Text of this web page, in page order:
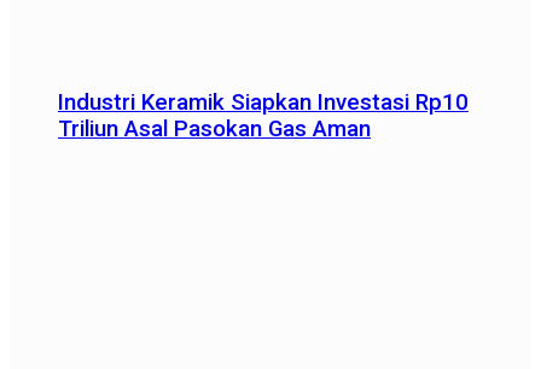
Industri Keramik Siapkan Investasi Rp10
Triliun Asal Pasokan Gas Aman